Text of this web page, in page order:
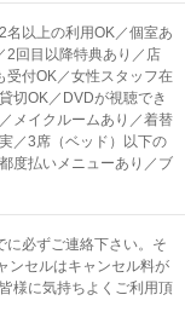
以上の利用OK／個室あ
2回目以降特典あり／店
受付OK／女性スタッフ在
切OK／DVDが視聴でき
メイクルームあり／着替
／3席（ベッド）以下の
度払いメニューあり／ブ
必ずご連絡下さい。そ
ンセルはキャンセル料が
様に気持ちよくご利用頂